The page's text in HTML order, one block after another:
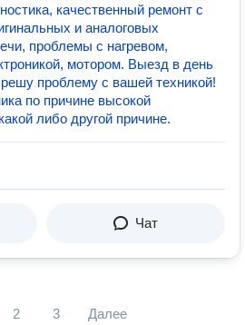
качественный ремонт с
и аналоговых
проблемы с нагревом,
мотором. Выезд в день
проблему с вашей техникой!
по причине высокой
либо другой причине.
Чат
2 3 Далее